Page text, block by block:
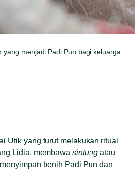
yang menjadi Padi Pun bagi keluarga
Utik yang turut melakukan ritual
Lidia, membawasintungatau
benih Padi Pun dan